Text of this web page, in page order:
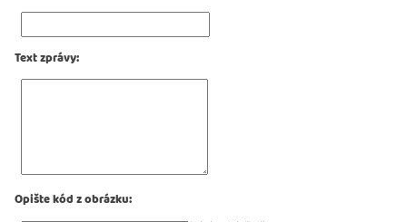
Text zprávy:
Opište kód z obrázku: